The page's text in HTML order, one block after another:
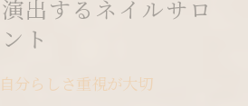
出するネイルサロ
ト
分らしさ重視が大切